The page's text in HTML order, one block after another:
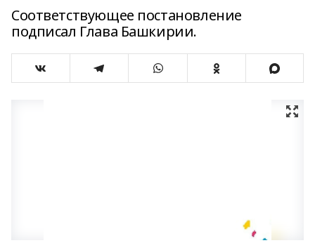
Соответствующее постановление
подписал Глава Башкирии.